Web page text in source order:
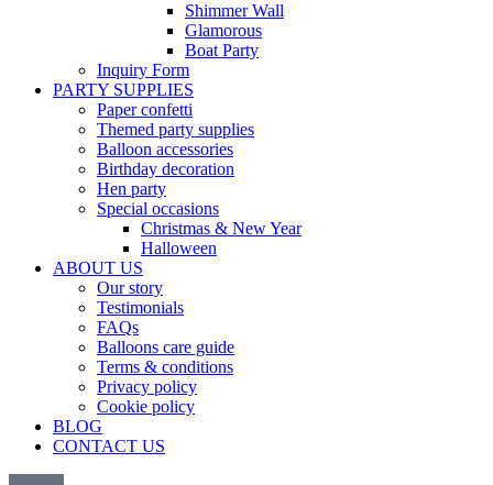
Shimmer Wall
Glamorous
Boat Party
Inquiry Form
PARTY SUPPLIES
Paper confetti
Themed party supplies
Balloon accessories
Birthday decoration
Hen party
Special occasions
Christmas & New Year
Halloween
ABOUT US
Our story
Testimonials
FAQs
Balloons care guide
Terms & conditions
Privacy policy
Cookie policy
BLOG
CONTACT US